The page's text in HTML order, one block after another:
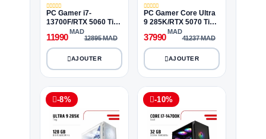
PC Gamer i7-
13700F/RTX 5060 Ti
8GB/16GB
DDR4/512GB SSD
11990
MAD
12895 MAD
PC Gamer Core Ultra
9 285K/RTX 5070 Ti
16GB/64GB
DDR5/4TB SSD
37990
MAD
41237 MAD
-8% -10%